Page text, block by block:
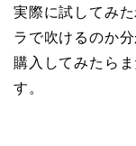
実際に試してみ
ラで吹けるのか分
購入してみたら
す。